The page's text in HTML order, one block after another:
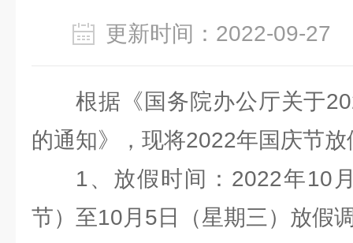
更新时间：2022-09-
根据《国务院办公厅关于
的通知》，现将2022年国庆节
1、放假时间：2022年10
节）至10月5日（星期三）放假